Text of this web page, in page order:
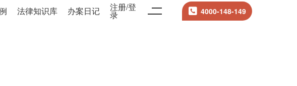
法律知识库 办案日记 注册/登
录 4000-148-149